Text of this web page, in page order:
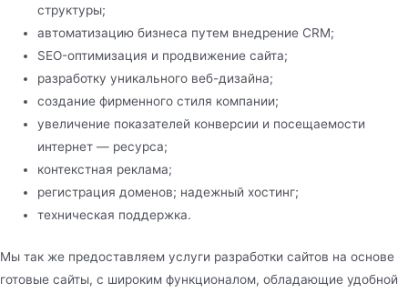
структуры;
автоматизацию бизнеса путем внедрение CRM;
SEO-оптимизация и продвижение сайта;
разработку уникального веб-дизайна;
создание фирменного стиля компании;
увеличение показателей конверсии и посещаемости
интернет — ресурса;
контекстная реклама;
регистрация доменов; надежный хостинг;
техническая поддержка.
Мы так же предоставляем услуги разработки сайтов на основе
готовые сайты, с широким функционалом, обладающие удобной